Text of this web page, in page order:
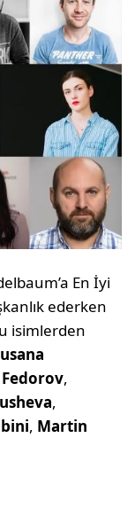
En İyi
ederken
isimlerden
,
,
, Martin